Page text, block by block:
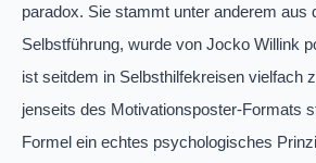
paradox. Sie stammt unter anderem aus
Selbstführung, wurde von Jocko Willink
ist seitdem in Selbsthilfekreisen vielfach
jenseits des Motivationsposter-Formats
Formel ein echtes psychologisches